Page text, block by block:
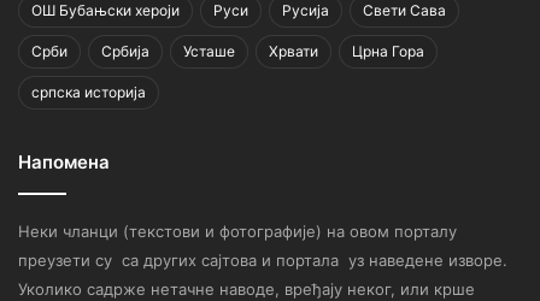
ОШ Бубањски хероји Руси Русија Свети Сава
Срби Србија Усташе Хрвати Црна Гора
српска историја
Напомена
Неки чланци (текстови и фотографије) на овом порталу
преузети су са других сајтова и портала уз наведене изворе.
Уколико садрже нетачне наводе, вређају неког, или крше